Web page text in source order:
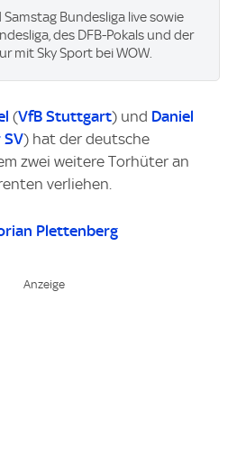
Bundesliga live sowie
des DFB-Pokals und der
mit Sky Sport bei WOW.
(VfB Stuttgart) und Daniel
SV) hat der deutsche
zwei weitere Torhüter an
verliehen.
Plettenberg